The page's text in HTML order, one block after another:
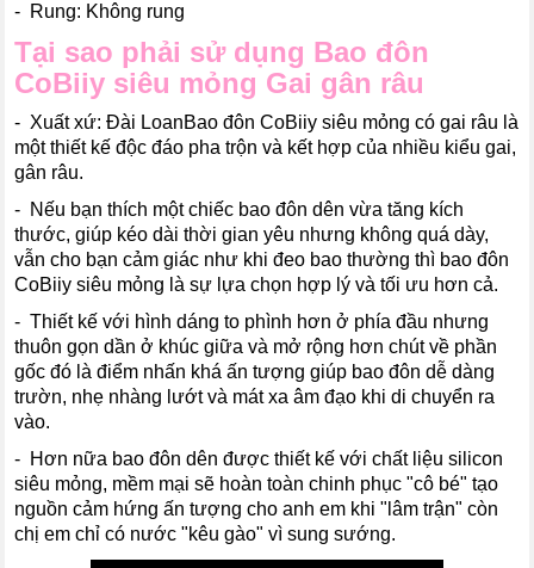
- Rung: Không rung
Tại sao phải sử dụng Bao đôn
CoBiiy siêu mỏng Gai gân râu
- Xuất xứ: Đài LoanBao đôn CoBiiy siêu mỏng có gai râu là
một thiết kế độc đáo pha trộn và kết hợp của nhiều kiểu gai,
gân râu.
- Nếu bạn thích một chiếc bao đôn dên vừa tăng kích
thước, giúp kéo dài thời gian yêu nhưng không quá dày,
vẫn cho bạn cảm giác như khi đeo bao thường thì bao đôn
CoBiiy siêu mỏng là sự lựa chọn hợp lý và tối ưu hơn cả.
- Thiết kế với hình dáng to phình hơn ở phía đầu nhưng
thuôn gọn dần ở khúc giữa và mở rộng hơn chút về phần
gốc đó là điểm nhấn khá ấn tượng giúp bao đôn dễ dàng
trườn, nhẹ nhàng lướt và mát xa âm đạo khi di chuyển ra
vào.
- Hơn nữa bao đôn dên được thiết kế với chất liệu silicon
siêu mỏng, mềm mại sẽ hoàn toàn chinh phục "cô bé" tạo
nguồn cảm hứng ấn tượng cho anh em khi "lâm trận" còn
chị em chỉ có nước "kêu gào" vì sung sướng.